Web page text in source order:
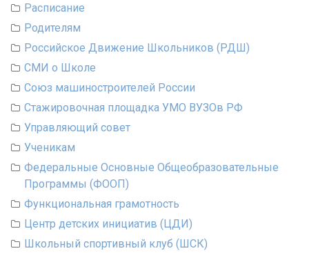
Расписание
Родителям
Российское Движение Школьников (РДШ)
СМИ о Школе
Союз машиностроителей России
Стажировочная площадка УМО ВУЗОв РФ
Управляющий совет
Ученикам
Федеральные Основные Общеобразовательные
Программы (ФООП)
Функциональная грамотность
Центр детских инициатив (ЦДИ)
Школьный спортивный клуб (ШСК)